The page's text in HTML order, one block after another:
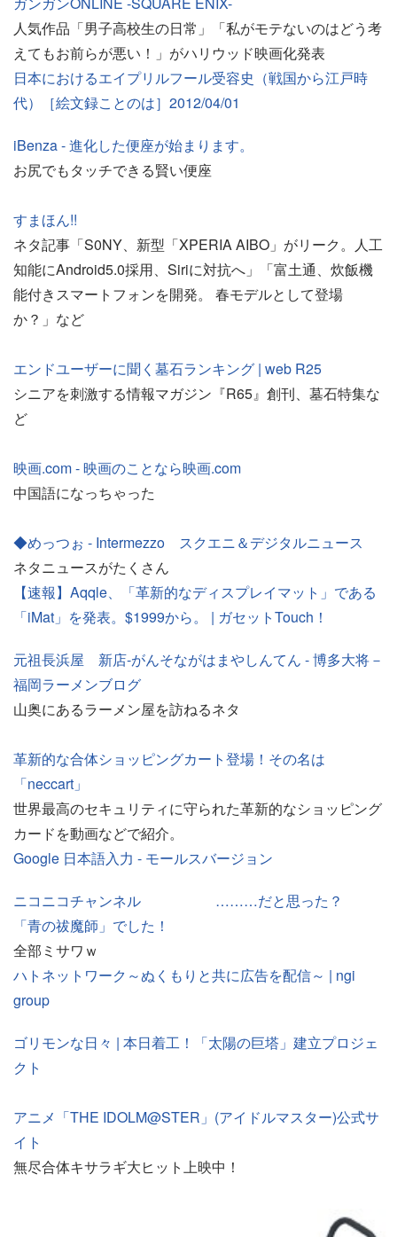
人気作品「男子高校生の日常」「私がモテないのはどう考
えてもお前らが悪い！」がハリウッド映画化発表
日本におけるエイプリルフール受容史（戦国から江戸時
代）［絵文録ことのは］2012/04/01
iBenza - 進化した便座が始まります。
お尻でもタッチできる賢い便座
すまほん!!
ネタ記事「S0NY、新型「XPERIA AIBO」がリーク。人工
知能にAndroid5.0採用、Siriに対抗へ」「富土通、炊飯機
能付きスマートフォンを開発。 春モデルとして登場
か？」など
エンドユーザーに聞く墓石ランキング | web R25
シニアを刺激する情報マガジン『R65』創刊、墓石特集な
ど
映画.com - 映画のことなら映画.com
中国語になっちゃった
◆めっつぉ - Intermezzo スクエニ＆デジタルニュース
ネタニュースがたくさん
【速報】Aqqle、「革新的なディスプレイマット」である
「iMat」を発表。$1999から。 | ガセットTouch！
元祖長浜屋 新店-がんそながはまやしんてん - 博多大将－
福岡ラーメンブログ
山奥にあるラーメン屋を訪ねるネタ
革新的な合体ショッピングカート登場！その名は
「neccart」
世界最高のセキュリティに守られた革新的なショッピング
カードを動画などで紹介。
Google 日本語入力 - モールスバージョン
ニコニコチャンネル ………だと思った？
「青の祓魔師」でした！
全部ミサワｗ
ハトネットワーク～ぬくもりと共に広告を配信～ | ngi
group
ゴリモンな日々 | 本日着工！「太陽の巨塔」建立プロジェ
クト
アニメ「THE IDOLM@STER」(アイドルマスター)公式サ
イト
無尽合体キサラギ大ヒット上映中！